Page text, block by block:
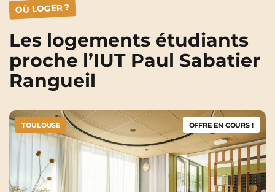
Voir toutes les villes
Saint-Ouen
Valenciennes Vichy
Villejuif
OÙ LOGER ?
Les logements étudiants
proche l’IUT Paul Sabatier
Rangueil
TOULOUSE OFFRE EN COURS !